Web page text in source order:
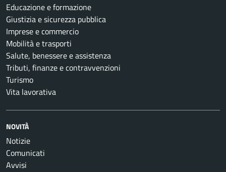
Educazione e formazione
Giustizia e sicurezza pubblica
Imprese e commercio
Mobilità e trasporti
Salute, benessere e assistenza
Tributi, finanze e contravvenzioni
Turismo
Vita lavorativa
NOVITÀ
Notizie
Comunicati
Avvisi